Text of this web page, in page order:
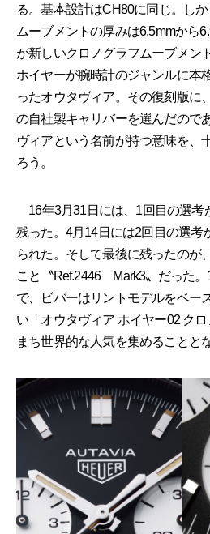
る。基本設計はCH80に同じ。しか
ムーブメントの厚みは6.5mmから
が新しいクロノグラフムーブメン
ホイヤーが腕時計のジャンルに本
ったオウタヴィア。その復刻版に
の自社製キャリバーを選んだので
ヴィアという名前が持つ意味を、
ろう。
16年3月31日には、1回目の選考
残った。4月14日には2回目の選考
られた。そして最後に残ったのが
こと〝Ref.2446 Mark3〟だった
で、ビバーはリントモデルをベー
い「オウタヴィア ホイヤー02 ク
まち世界的な人気を集めることと